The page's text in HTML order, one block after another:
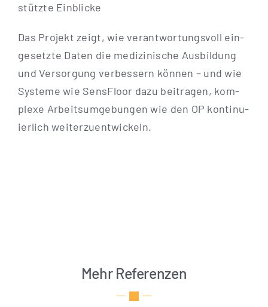
stütz­te Einblicke
Das Pro­jekt zeigt, wie ver­ant­wor­tungs­voll ein­
ge­setz­te Daten die medi­zi­ni­sche Aus­bil­dung
und Ver­sor­gung ver­bes­sern kön­nen – und wie
Sys­te­me wie Sen­s­Flo­or dazu bei­tra­gen, kom­
ple­xe Arbeits­um­ge­bun­gen wie den OP kon­ti­nu­
ier­lich weiterzuentwickeln.
Mehr Referenzen